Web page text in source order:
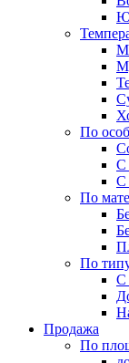
По
С
С
По
По
С
Продажа
По